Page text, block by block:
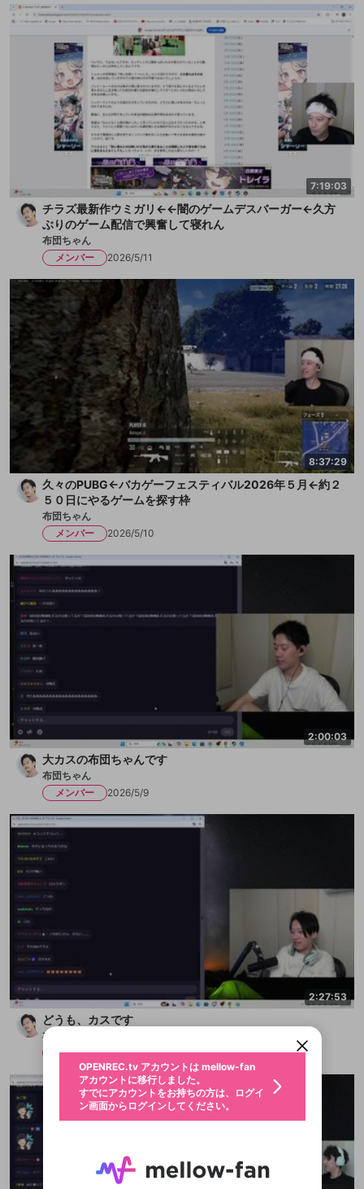
7:19:03
チラズ最新作ウミガリ←←闇のゲームデスバーガー←久方
ぶりのゲーム配信で興奮して寝れん
布団ちゃん
メンバー
2026/5/11
8:37:29
久々のPUBG←バカゲーフェスティバル2026年５月←約２
５０日にやるゲームを探す枠
布団ちゃん
メンバー
2026/5/10
2:00:03
大カスの布団ちゃんです
布団ちゃん
メンバー
2026/5/9
2:27:53
どうも、カスです
布団ちゃん
メンバー
2025/10/19
ブレイクタイム広告
ライブ配信中に休憩するときに、最大1分間の広告
を表示することができます。
アプリで快適に視聴しよう！
OPENREC.tv アカウントは mellow-fan
アカウントに移行しました。
すでにアカウントをお持ちの方は、ログイ
新規登録
メールアドレスで新規登録
または
新規登録
@
OPENREC.tvアカウントはmellow-fanア
カウントに統合しました。
こちらからOPENREC.tvでログイン中のア
ログイン
メールアドレスでログイン
または
ログイン
OPENREC.tv アカウントは mellow-fan
アカウントに移行しました。
すでにアカウントをお持ちの方は、ログイ
ン画面からログインしてください。
登録したメールアドレスを入力し、送信してくださ
入力していただいたメールアドレ
スに、パスワード再設定用URLを
パーソナルデータの登録
年
生年月は登録後に変更できません。
認証コードの入力
セッションの有効期限が切れたた
不適切なユーザーとして報告しま
すか？
問題を選択してください
わいせつな表現
サブスクシェア
詳しくはこちら
限定コミュニティ参加方法
Discordアカウントをお持ちでない方